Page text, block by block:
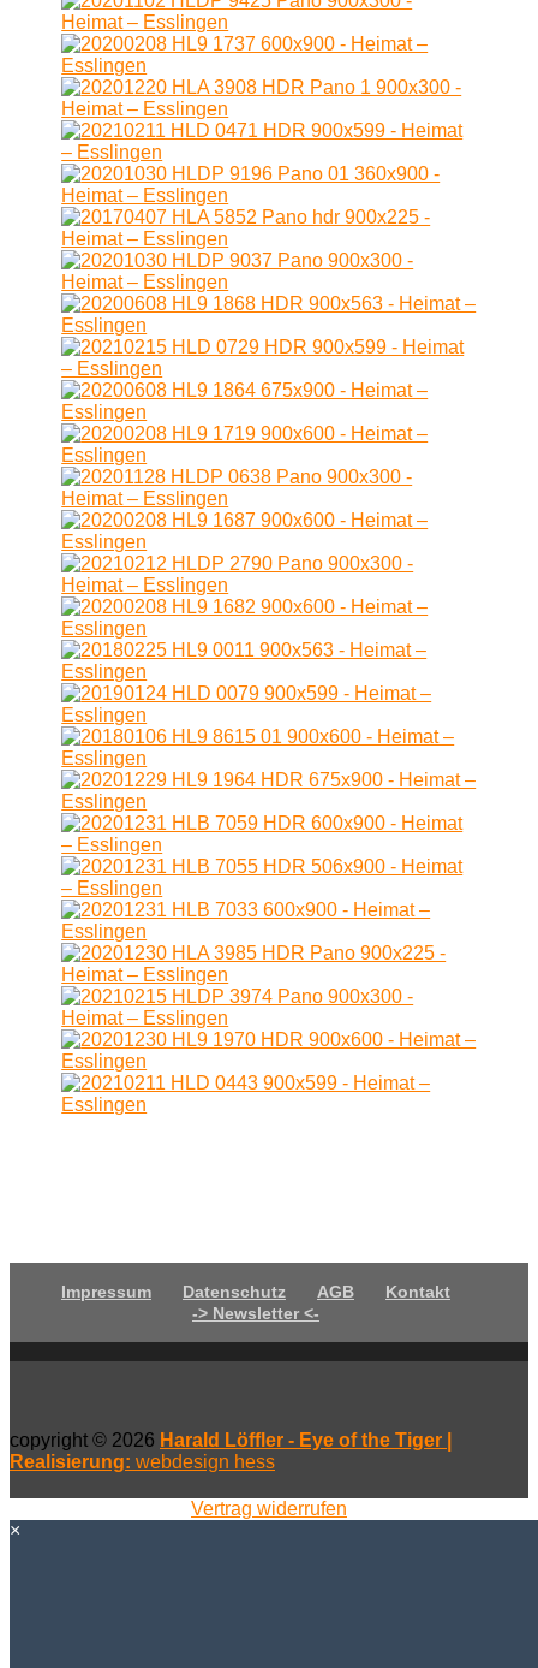
Impressum Datenschutz AGB
Kontakt
-> Newsletter <-
copyright © 2026 Harald Löffler - Eye of the Tiger |
Realisierung: webdesign hess
Vertrag widerrufen
×